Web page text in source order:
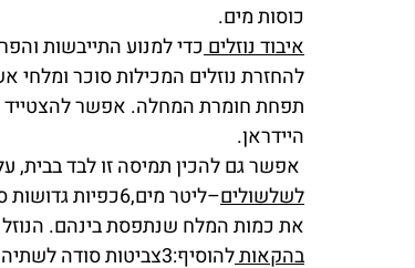
כוסות מים.
איבוד נוזלים כדי למנוע התייבשות
להחזרת נוזלים המכילות סוכר ומלחי
תפחת חומרת המחלה. אפשר להצטייד
היידראן.
לשלשולים
את כמות המלח שנתפסת בינהם. הנוזל
בהקאות
להוסיף:3צביטות